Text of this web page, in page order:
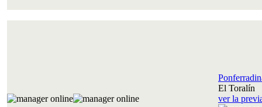
El Toralín
ver la